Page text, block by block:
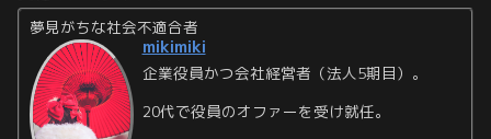
夢見がちな社会不適合者
mikimiki
企業役員かつ会社経営者（法人5期目）。
20代で役員のオファーを受け就任。